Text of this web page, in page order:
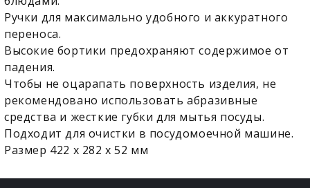
Ручки для максимально удобного и аккуратного
переноса.
Высокие бортики предохраняют содержимое от
падения.
Чтобы не оцарапать поверхность изделия, не
рекомендовано использовать абразивные
средства и жесткие губки для мытья посуды.
Подходит для очистки в посудомоечной машине.
Размер 422 х 282 х 52 мм